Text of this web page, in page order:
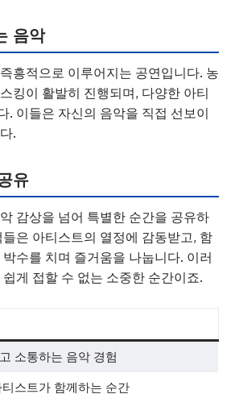
음악
흥적으로 이루어지는 공연입니다. 농
킹이 활발히 진행되며, 다양한 아티
. 이들은 자신의 음악을 직접 선보이
.
유
감상을 넘어 특별한 순간을 공유하
은 아티스트의 열정에 감동받고, 함
수를 치며 즐거움을 나눕니다. 이러
게 접할 수 없는 소중한 순간이죠.
소통하는 음악 경험
스트가 함께하는 순간